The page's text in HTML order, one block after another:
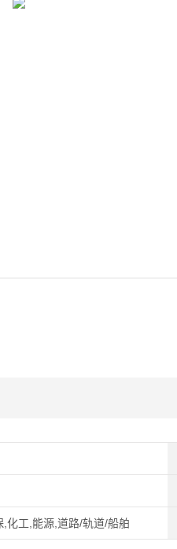
,化工,能源,道路/轨道/船舶